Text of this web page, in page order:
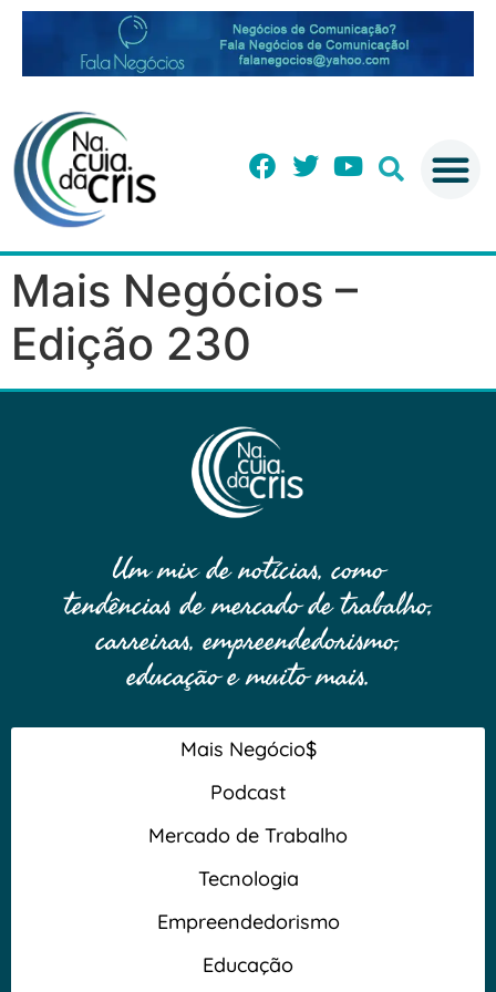
Mais Negócios –
Edição 230
Um mix de notícias, como
tendências de mercado de trabalho,
carreiras, empreendedorismo,
educação e muito mais.
Mais Negócio$
Podcast
Mercado de Trabalho
Tecnologia
Empreendedorismo
Educação